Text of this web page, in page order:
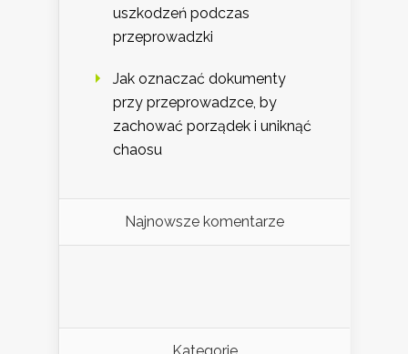
uszkodzeń podczas
przeprowadzki
Jak oznaczać dokumenty
przy przeprowadzce, by
zachować porządek i uniknąć
chaosu
Najnowsze komentarze